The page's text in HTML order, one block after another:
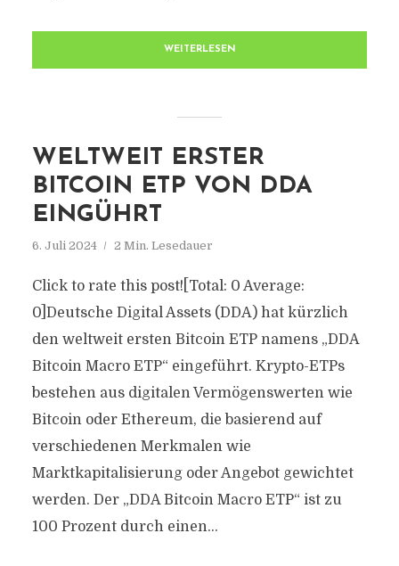
WEITERLESEN
WELTWEIT ERSTER
BITCOIN ETP VON DDA
EINGÜHRT
6. Juli 2024 2 Min. Lesedauer
Click to rate this post![Total: 0 Average:
0]Deutsche Digital Assets (DDA) hat kürzlich
den weltweit ersten Bitcoin ETP namens „DDA
Bitcoin Macro ETP“ eingeführt. Krypto-ETPs
bestehen aus digitalen Vermögenswerten wie
Bitcoin oder Ethereum, die basierend auf
verschiedenen Merkmalen wie
Marktkapitalisierung oder Angebot gewichtet
werden. Der „DDA Bitcoin Macro ETP“ ist zu
100 Prozent durch einen...